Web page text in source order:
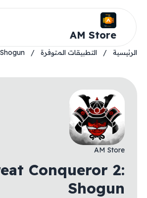
AM Store
الرئيسية / التطبيقات المتوفرة /
AM Store
Conqueror 2:
Shogun